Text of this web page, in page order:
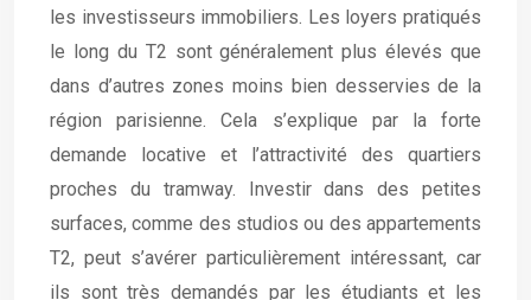
les investisseurs immobiliers. Les loyers pratiqués
le long du T2 sont généralement plus élevés que
dans d’autres zones moins bien desservies de la
région parisienne. Cela s’explique par la forte
demande locative et l’attractivité des quartiers
proches du tramway. Investir dans des petites
surfaces, comme des studios ou des appartements
T2, peut s’avérer particulièrement intéressant, car
ils sont très demandés par les étudiants et les